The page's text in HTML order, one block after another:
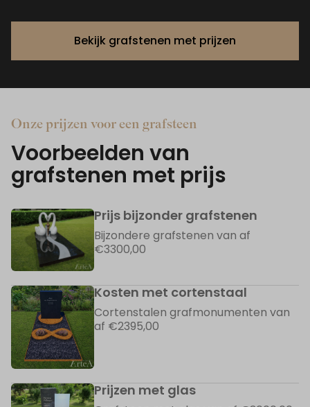
Bekijk grafstenen met prijzen
Onze prijzen voor een grafsteen
Voorbeelden van
grafstenen met prijs
Prijs bijzonder grafstenen
Bijzondere grafstenen van af
€3300,00
Kosten met cortenstaal
Cortenstalen grafmonumenten van
af €2395,00
Prijzen met glas